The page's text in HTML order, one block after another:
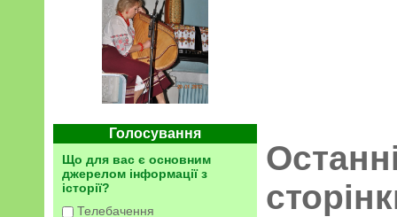
Голосування
Що для вас є основним
джерелом інформації з
історії?
Телебачення